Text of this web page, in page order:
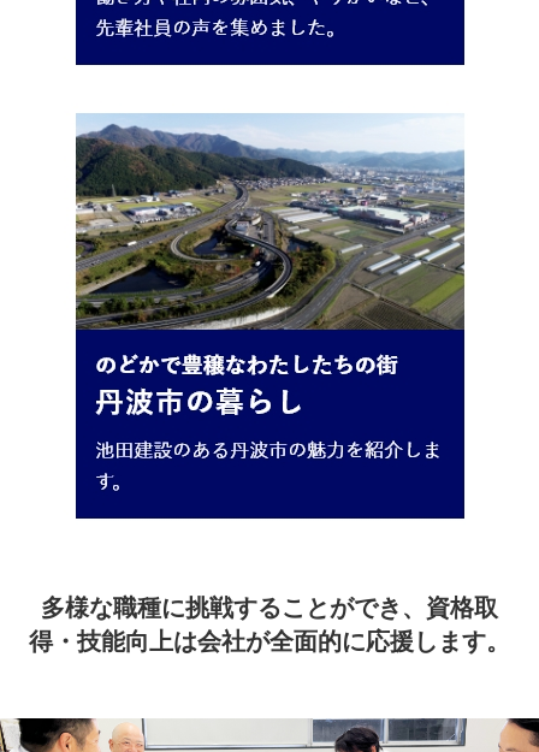
多様な職種に挑戦することができ、資格取
得・技能向上は会社が全面的に応援します。